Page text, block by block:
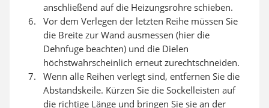
anschließend auf die Heizungsrohre schieben.
Vor dem Verlegen der letzten Reihe müssen Sie
die Breite zur Wand ausmessen (hier die
Dehnfuge beachten) und die Dielen
höchstwahrscheinlich erneut zurechtschneiden.
Wenn alle Reihen verlegt sind, entfernen Sie die
Abstandskeile. Kürzen Sie die Sockelleisten auf
die richtige Länge und bringen Sie sie an der